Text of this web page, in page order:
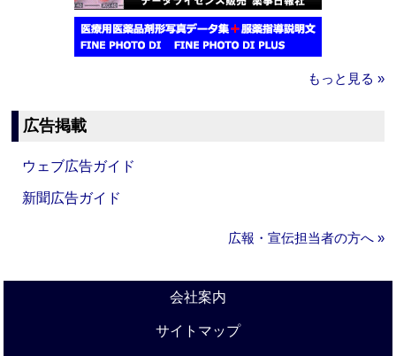
もっと見る »
広告掲載
ウェブ広告ガイド
新聞広告ガイド
広報・宣伝担当者の方へ »
会社案内
サイトマップ